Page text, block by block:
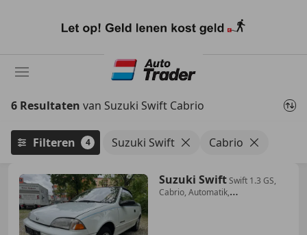
naar
6 Resultaten van Suzuki Swift Cabrio
Filteren 4 Suzuki Swift Cabrio
Suzuki SwiftSwift 1.3 GS,
Cabrio, Automatik,